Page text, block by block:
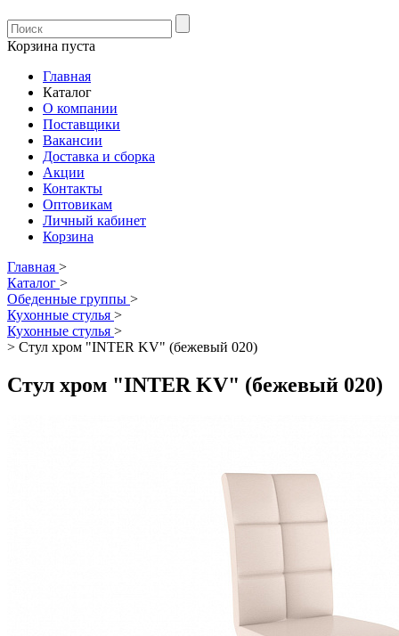
Корзина пуста
Главная
Каталог
О компании
Поставщики
Вакансии
Доставка и сборка
Акции
Контакты
Оптовикам
Личный кабинет
Корзина
Главная >
Каталог >
Обеденные группы >
Кухонные стулья >
Кухонные стулья >
> Стул хром "INTER KV" (бежевый 020)
Стул хром "INTER KV" (бежевый 020)